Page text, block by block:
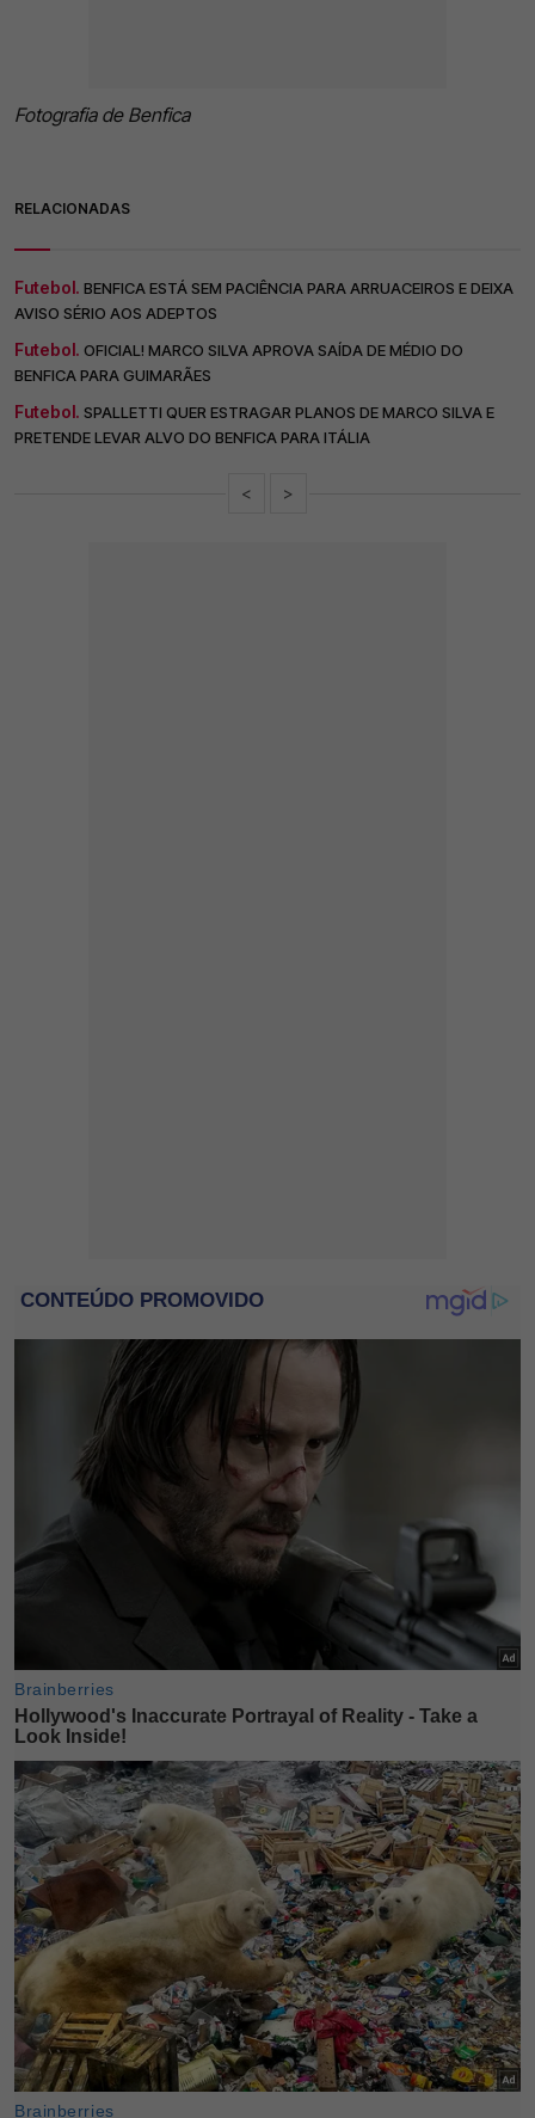
Fotografia de Benfica
RELACIONADAS
Futebol. BENFICA ESTÁ SEM PACIÊNCIA PARA ARRUACEIROS E DEIXA
AVISO SÉRIO AOS ADEPTOS
Futebol. OFICIAL! MARCO SILVA APROVA SAÍDA DE MÉDIO DO
BENFICA PARA GUIMARÃES
Futebol. SPALLETTI QUER ESTRAGAR PLANOS DE MARCO SILVA E
PRETENDE LEVAR ALVO DO BENFICA PARA ITÁLIA
< >